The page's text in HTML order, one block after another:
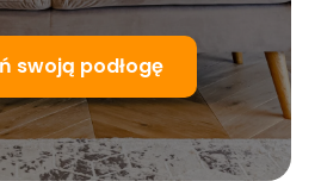
swoją podłogę